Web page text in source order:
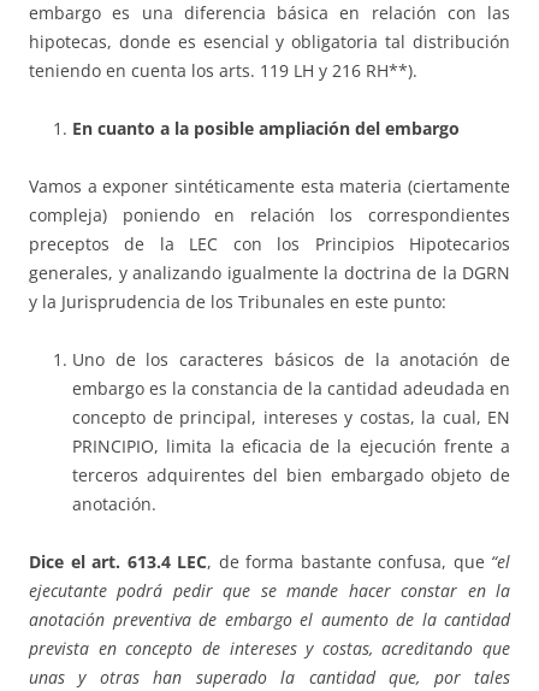
embargo es una diferencia básica en relación con las
hipotecas, donde es esencial y obligatoria tal distribución
teniendo en cuenta los arts. 119 LH y 216 RH**).
En cuanto a la posible ampliación del embargo
Vamos a exponer sintéticamente esta materia (ciertamente
compleja) poniendo en relación los correspondientes
preceptos de la LEC con los Principios Hipotecarios
generales, y analizando igualmente la doctrina de la DGRN
y la Jurisprudencia de los Tribunales en este punto:
Uno de los caracteres básicos de la anotación de
embargo es la constancia de la cantidad adeudada en
concepto de principal, intereses y costas, la cual, EN
PRINCIPIO, limita la eficacia de la ejecución frente a
terceros adquirentes del bien embargado objeto de
anotación.
Dice el art. 613.4 LEC, de forma bastante confusa, que “el
ejecutante podrá pedir que se mande hacer constar en la
anotación preventiva de embargo el aumento de la cantidad
prevista en concepto de intereses y costas, acreditando que
unas y otras han superado la cantidad que, por tales